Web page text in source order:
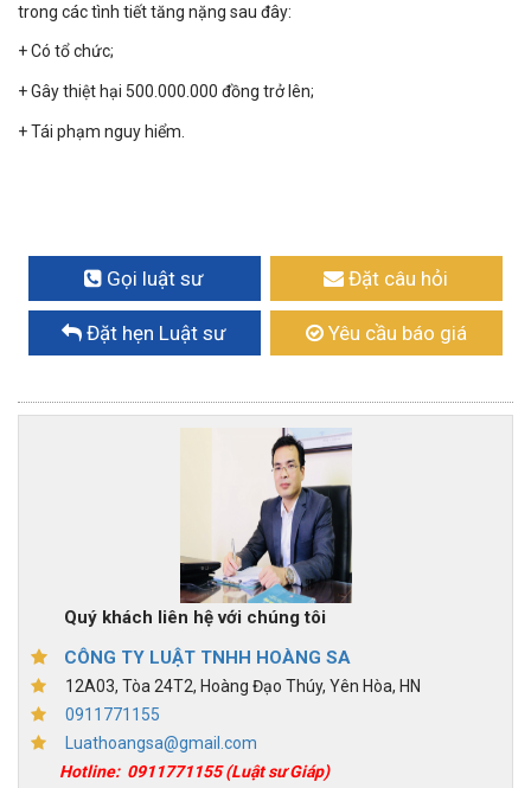
trong các tình tiết tăng nặng sau đây:
+ Có tổ chức;
+ Gây thiệt hại 500.000.000 đồng trở lên;
+ Tái phạm nguy hiểm.
Gọi luật sư Đặt câu hỏi
Đặt hẹn Luật sư Yêu cầu báo giá
Quý khách liên hệ với chúng tôi
CÔNG TY LUẬT TNHH HOÀNG SA
12A03, Tòa 24T2, Hoàng Đạo Thúy, Yên Hòa, HN
0911771155
Luathoangsa@gmail.com
Hotline: 0911771155(Luật sư Giáp)